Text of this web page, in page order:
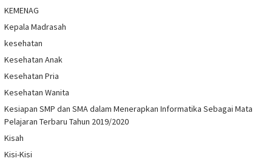
KEMENAG
Kepala Madrasah
kesehatan
Kesehatan Anak
Kesehatan Pria
Kesehatan Wanita
Kesiapan SMP dan SMA dalam Menerapkan Informatika Sebagai Mata
Pelajaran Terbaru Tahun 2019/2020
Kisah
Kisi-Kisi